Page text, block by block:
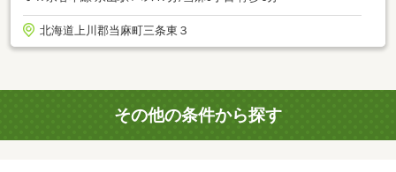
北海道上川郡当麻町三条東３
その他の条件から探す